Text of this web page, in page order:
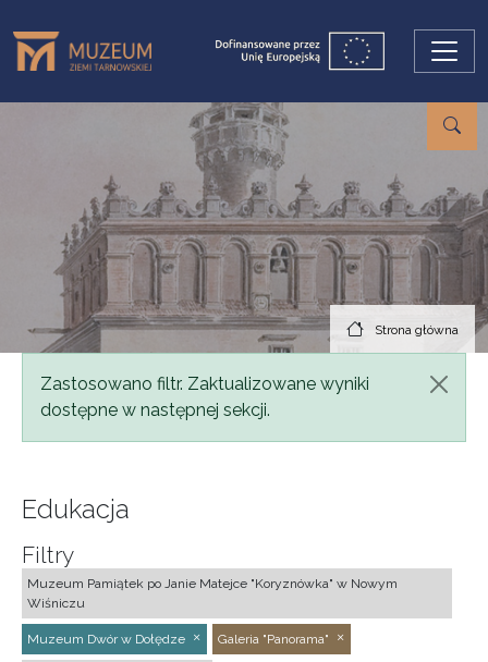
Strona główna
Komunikat
Zastosowano filtr. Zaktualizowane wyniki
dostępne w następnej sekcji.
Edukacja
Filtry
Muzeum Pamiątek po Janie Matejce "Koryznówka" w Nowym
Wiśniczu
Muzeum Dwór w Dołędze Galeria "Panorama"